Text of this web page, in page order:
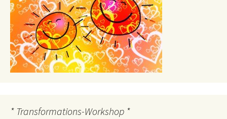
* Transformations-Workshop *